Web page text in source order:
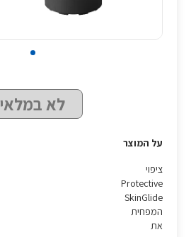
לא במלאי
על המוצר
ציפוי
Protective
SkinGlide
המפחית
את